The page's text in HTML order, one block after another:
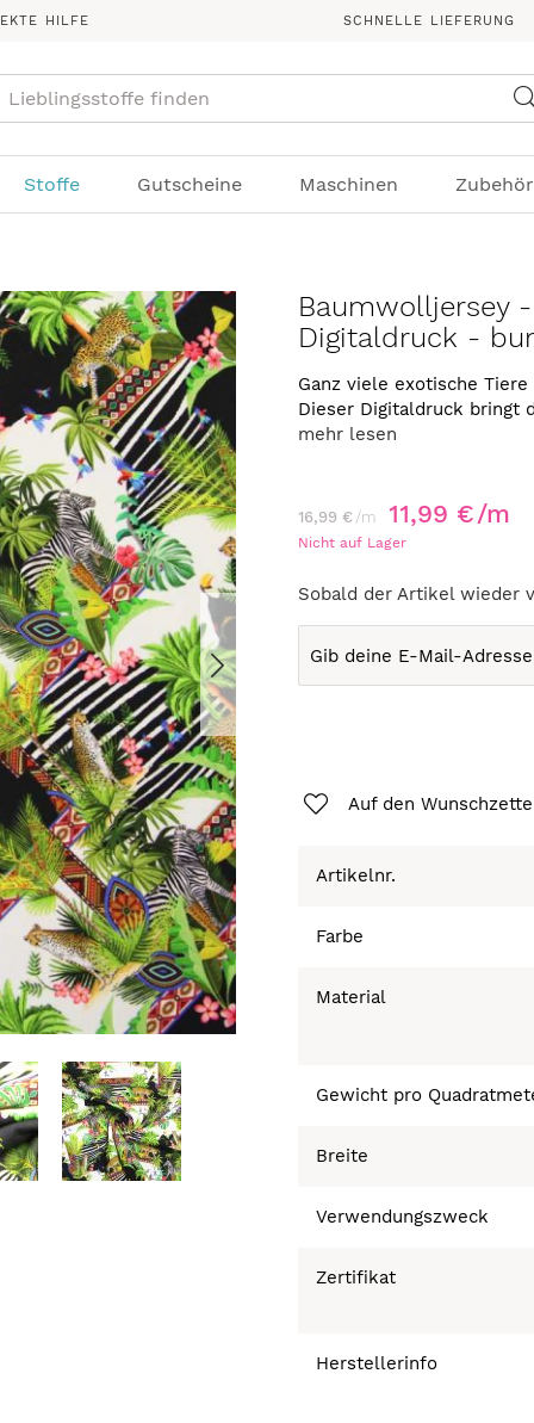
HILFE SCHNELLE LIEFERUNG
Stoffe Gutscheine Maschinen Zubehör
Baumwolljersey
Digitaldruck -
Ganz viele exotische
Dieser Digitaldruck bringt
mehr lesen
16,99 € /m 11,99 €/m
Nicht auf Lager
Sobald der Artikel wieder
Auf den
Artikelnr.
Farbe
Material
Gewicht pro
Breite
Verwendungszweck
Zertifikat
Herstellerinfo